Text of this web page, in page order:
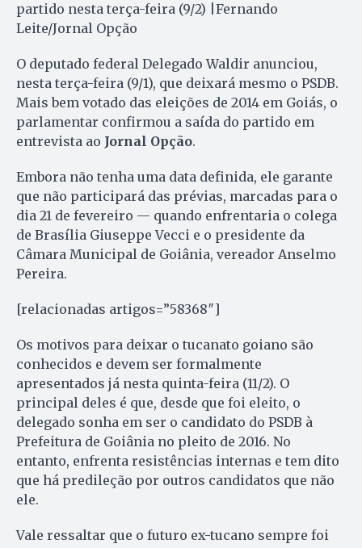
partido nesta terça-feira (9/2) |Fernando
Leite/Jornal Opção
O deputado federal Delegado Waldir anunciou,
nesta terça-feira (9/1), que deixará mesmo o PSDB.
Mais bem votado das eleições de 2014 em Goiás, o
parlamentar confirmou a saída do partido em
entrevista ao Jornal Opção.
Embora não tenha uma data definida, ele garante
que não participará das prévias, marcadas para o
dia 21 de fevereiro — quando enfrentaria o colega
de Brasília Giuseppe Vecci e o presidente da
Câmara Municipal de Goiânia, vereador Anselmo
Pereira.
[relacionadas artigos=”58368″]
Os motivos para deixar o tucanato goiano são
conhecidos e devem ser formalmente
apresentados já nesta quinta-feira (11/2). O
principal deles é que, desde que foi eleito, o
delegado sonha em ser o candidato do PSDB à
Prefeitura de Goiânia no pleito de 2016. No
entanto, enfrenta resistências internas e tem dito
que há predileção por outros candidatos que não
ele.
Vale ressaltar que o futuro ex-tucano sempre foi